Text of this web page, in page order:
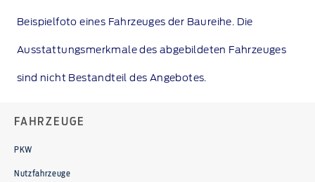
Beispielfoto eines Fahrzeuges der Baureihe. Die
Ausstattungsmerkmale des abgebildeten Fahrzeuges
sind nicht Bestandteil des Angebotes.
FAHRZEUGE
PKW
Nutzfahrzeuge